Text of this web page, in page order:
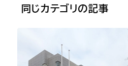
同じカテゴリの記事